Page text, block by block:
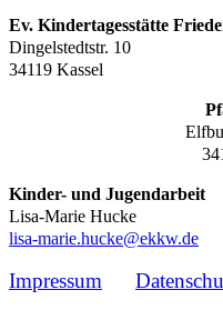
Ev. Kindertagesstätte
Dingelstedtstr. 10
34119 Kassel
Kinder- und Jugendarbeit
Lisa-Marie Hucke
lisa-marie.hucke@ekkw.de
Impressum